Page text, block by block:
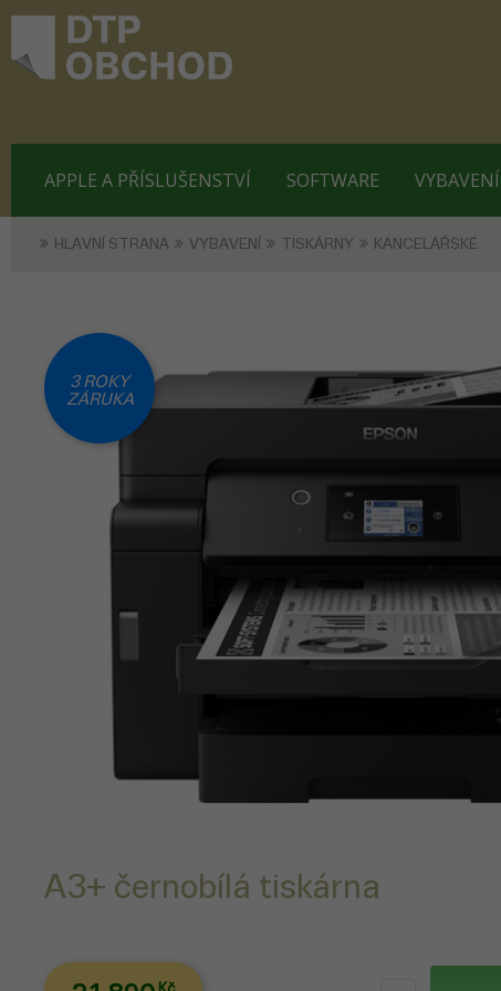
APPLE A PŘÍSLUŠENSTVÍ SOFTWARE VYBAVENÍ
HLAVNÍ STRANA VYBAVENÍ TISKÁRNY KANCELÁŘSKÉ
A3+ černobílá tiskárna
3 ROKY
ZÁRUKA